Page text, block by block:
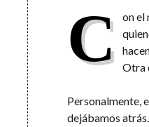
C on el
Otra
Personalmente,
dejábamos